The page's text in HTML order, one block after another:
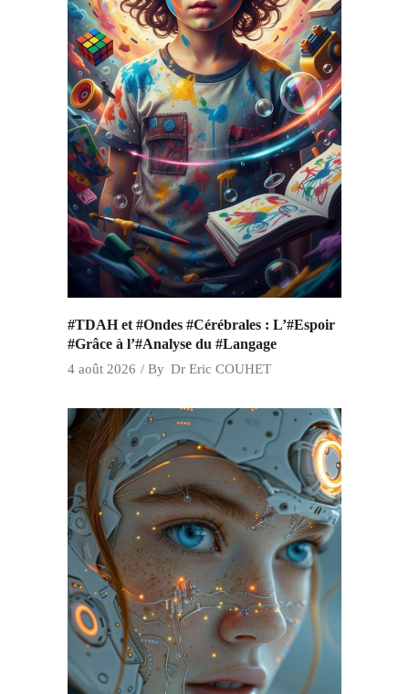
#TDAH et #Ondes #Cérébrales : L’#Espoir
#Grâce à l’#Analyse du #Langage
4 août 2026 By Dr Eric COUHET